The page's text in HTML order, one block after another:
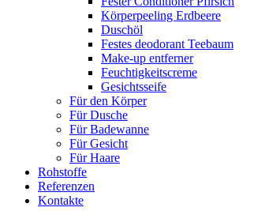
Körperpeeling Erdbeere
Duschöl
Festes deodorant Teebaum
Make-up entferner
Feuchtigkeitscreme
Gesichtsseife
Für den Körper
Für Dusche
Für Badewanne
Für Gesicht
Für Haare
Rohstoffe
Referenzen
Kontakte